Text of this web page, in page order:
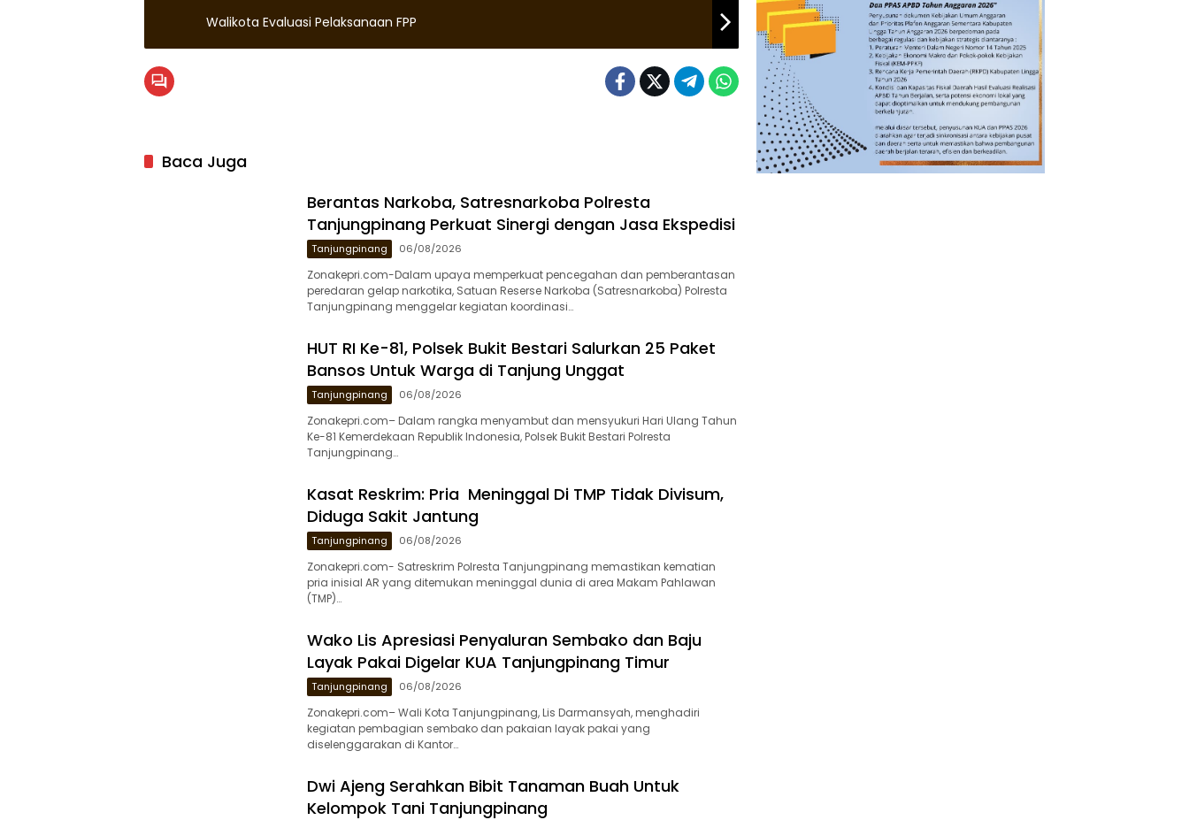
Walikota Evaluasi Pelaksanaan FPP
Baca Juga
Berantas Narkoba, Satresnarkoba Polresta
Tanjungpinang Perkuat Sinergi dengan Jasa Ekspedisi
Tanjungpinang 06/08/2026
Zonakepri.com-Dalam upaya memperkuat pencegahan dan pemberantasan
peredaran gelap narkotika, Satuan Reserse Narkoba (Satresnarkoba) Polresta
Tanjungpinang menggelar kegiatan koordinasi…
HUT RI Ke-81, Polsek Bukit Bestari Salurkan 25 Paket
Bansos Untuk Warga di Tanjung Unggat
Tanjungpinang 06/08/2026
Zonakepri.com– Dalam rangka menyambut dan mensyukuri Hari Ulang Tahun
Ke-81 Kemerdekaan Republik Indonesia, Polsek Bukit Bestari Polresta
Tanjungpinang…
Kasat Reskrim: Pria Meninggal Di TMP Tidak Divisum,
Diduga Sakit Jantung
Tanjungpinang 06/08/2026
Zonakepri.com- Satreskrim Polresta Tanjungpinang memastikan kematian
pria inisial AR yang ditemukan meninggal dunia di area Makam Pahlawan
(TMP)…
Wako Lis Apresiasi Penyaluran Sembako dan Baju
Layak Pakai Digelar KUA Tanjungpinang Timur
Tanjungpinang 06/08/2026
Zonakepri.com– Wali Kota Tanjungpinang, Lis Darmansyah, menghadiri
kegiatan pembagian sembako dan pakaian layak pakai yang
diselenggarakan di Kantor…
Dwi Ajeng Serahkan Bibit Tanaman Buah Untuk
Kelompok Tani Tanjungpinang